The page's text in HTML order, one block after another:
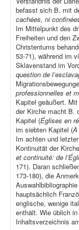
befasst sich B. mit
cachées, ni
Im Mittelpunkt des
Freiheiten und den
Christentums
53-71), während im
Sklavenstand im
question de
professionnelles et
Kapitel geäußert.
der Kirche macht B.
Kapitel (Églises en
im siebten Kapitel (À
Im achten und
Kontinuität der
et continuité: de
171). Daran
173-180), die
hauptsächlich
englische, wenige
enthält. Wie üblich
Inhaltsverzeichnis